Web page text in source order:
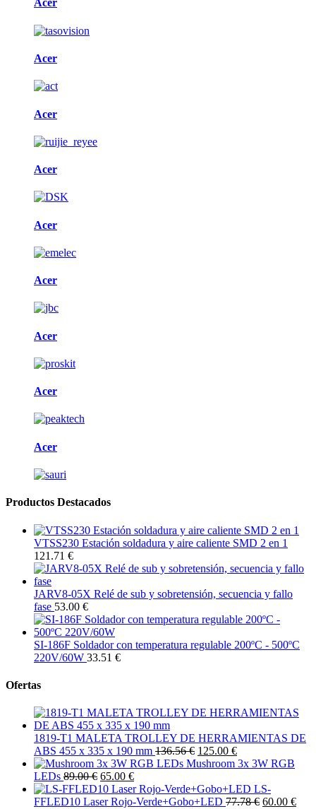
Acer
Acer
Acer
Acer
Acer
Acer
Acer
Acer
Acer
Productos Destacados
VTSS230 Estación soldadura y aire caliente SMD 2 en 1
121.71 €
JARV8-05X Relé de sub y sobretensión, secuencia y fallo
fase 53.00 €
SI-186F Soldador con temperatura regulable 200ºC - 500ºC
220V/60W 33.51 €
Ofertas
1819-T1 MALETA TROLLEY DE HERRAMIENTAS DE
ABS 455 x 335 x 190 mm 136.56 € 125.00 €
Mushroom 3x 3W RGB
LEDs 89.00 € 65.00 €
LS-
FFLED10 Laser Rojo-Verde+Gobo+LED 77.78 € 60.00 €